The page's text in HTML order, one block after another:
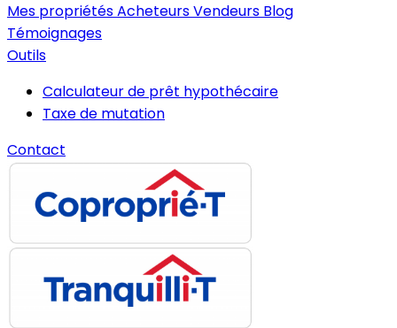
Mes propriétésAcheteursVendeurs Blog
Témoignages
Outils
Calculateur de prêt hypothécaire
Taxe de mutation
Contact